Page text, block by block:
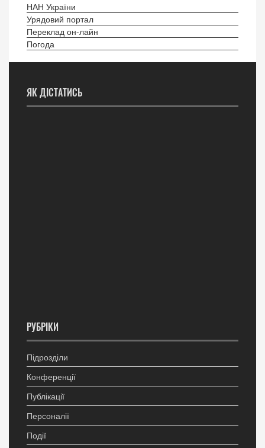
НАН України
Урядовий портал
Переклад он-лайн
Погода
ЯК ДІСТАТИСЬ
РУБРІКИ
Підрозділи
Конференції
Публікації
Персоналії
Події